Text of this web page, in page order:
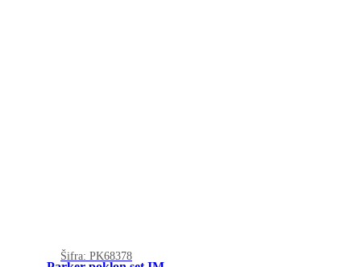
Šifra: PK68378